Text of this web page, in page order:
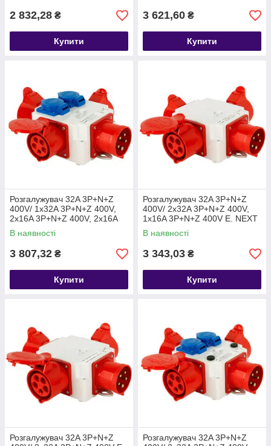
2 832,28 ₴
Купити
3 621,60 ₴
Купити
Розгалужувач 32A 3P+N+Z
400V/ 1x32A 3P+N+Z 400V,
2x16A 3P+N+Z 400V, 2x16A
2P+Z 250V E. NEXT (404-016)
В наявності
3 807,32 ₴
Купити
Розгалужувач 32A 3P+N+Z
400V/ 2x32A 3P+N+Z 400V,
1x16A 3P+N+Z 400V E. NEXT
(405-016)
В наявності
3 343,03 ₴
Купити
Розгалужувач 32A 3P+N+Z
Розгалужувач 32A 3P+N+Z